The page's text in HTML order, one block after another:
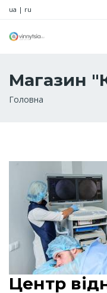
ua | ru
Магазин
Рядок
Головна
Центр